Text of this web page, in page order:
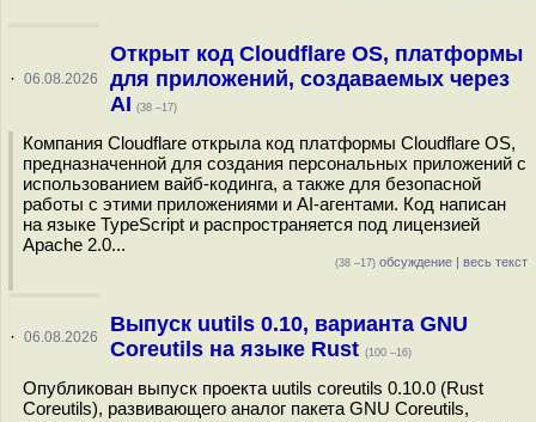
· 06.08.2026
Открыт код Cloudflare OS, платформы
для приложений, создаваемых через
AI (38 –17)
Компания Cloudflare открыла код платформы Cloudflare OS,
предназначенной для создания персональных приложений с
использованием вайб-кодинга, а также для безопасной
работы с этими приложениями и AI-агентами. Код написан
на языке TypeScript и распространяется под лицензией
Apache 2.0...
(38 –17) обсуждение | весь текст
· 06.08.2026
Выпуск uutils 0.10, варианта GNU
Coreutils на языке Rust (100 –16)
Опубликован выпуск проекта uutils coreutils 0.10.0 (Rust
Coreutils), развивающего аналог пакета GNU Coreutils,